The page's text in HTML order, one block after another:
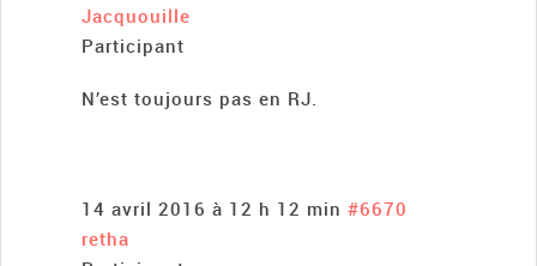
Jacquouille
Participant
N’est toujours pas en RJ.
14 avril 2016 à 12 h 12 min #6670
retha